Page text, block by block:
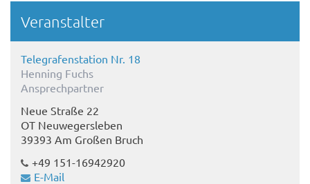
Veranstalter
Telegrafenstation Nr. 18
Henning Fuchs
Ansprechpartner
Neue Straße 22
OT Neuwegersleben
39393 Am Großen Bruch
+49 151-16942920
E-Mail